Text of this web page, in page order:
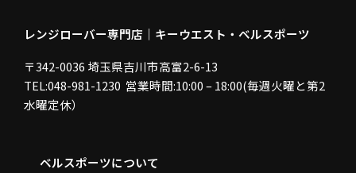
レンジローバー専門店｜キーウエスト・ベルスポーツ
〒342-0036 埼玉県吉川市高富2-6-13
TEL:048-981-1230 営業時間:10:00 – 18:00(毎週火曜と第2
水曜定休）
ベルスポーツについて